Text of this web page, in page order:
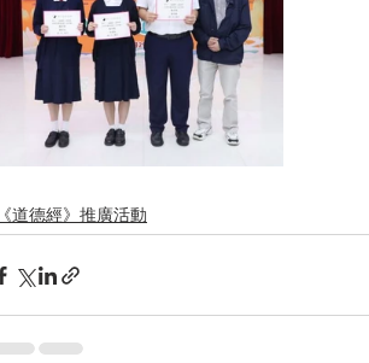
《道德經》推廣活動